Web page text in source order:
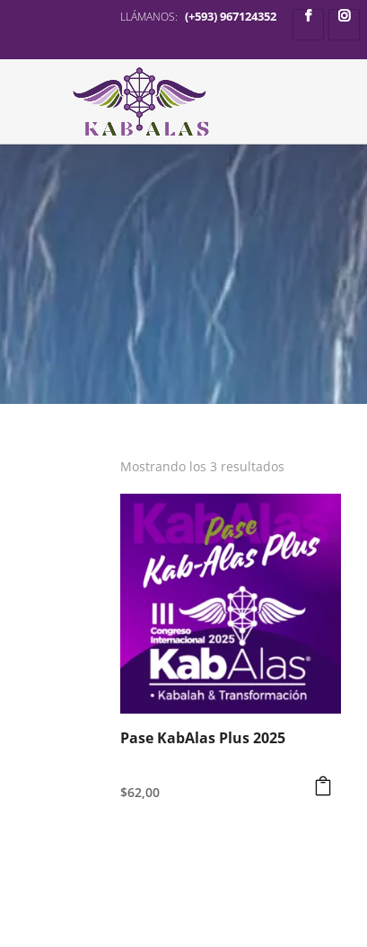
LLÁMANOS: (+593) 967124352
Mostrando los 3 resultados
Pase KabAlas Plus 2025
$62,00